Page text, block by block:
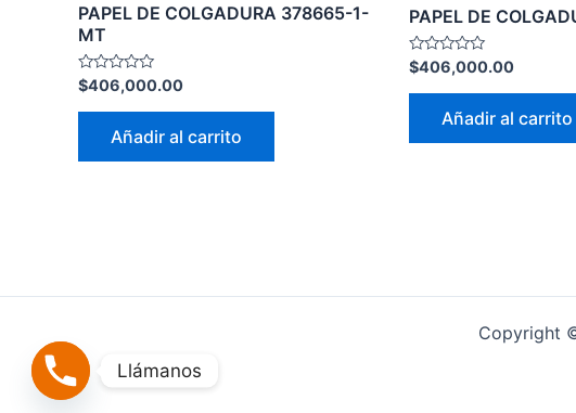
PAPEL DE COLGADURA 378665-1-
MT
Valorado
con
0
$406,000.00
Añadir al carrito
PAPEL DE
Valorado
con
0
$406,000.00
Añadir al carrito
Copyright
Llámanos